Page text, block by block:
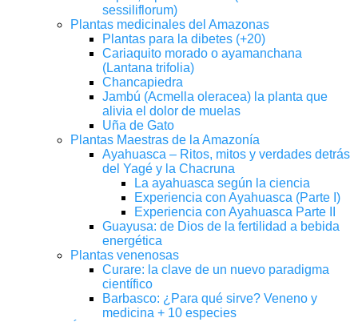
sessiliflorum)
Plantas medicinales del Amazonas
Plantas para la dibetes (+20)
Cariaquito morado o ayamanchana
(Lantana trifolia)
Chancapiedra
Jambú (Acmella oleracea) la planta que
alivia el dolor de muelas
Uña de Gato
Plantas Maestras de la Amazonía
Ayahuasca – Ritos, mitos y verdades detrás
del Yagé y la Chacruna
La ayahuasca según la ciencia
Experiencia con Ayahuasca (Parte I)
Experiencia con Ayahuasca Parte II
Guayusa: de Dios de la fertilidad a bebida
energética
Plantas venenosas
Curare: la clave de un nuevo paradigma
científico
Barbasco: ¿Para qué sirve? Veneno y
medicina + 10 especies